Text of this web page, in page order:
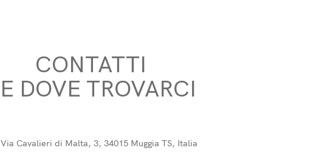
CONTATTI
E DOVE TROVARCI
Via Cavalieri di Malta, 3, 34015 Muggia TS, Italia